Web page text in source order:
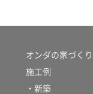
オンダの家づくり
施工例
・新築